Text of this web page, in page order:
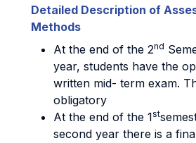
Detailed Description of
Methods
At the end of the 2nd
year, students have the
written mid- term exam.
obligatory
At the end of the 1st
second year there is a